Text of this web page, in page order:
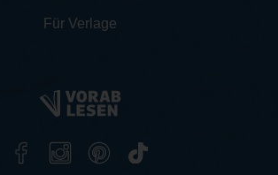
Für Verlage